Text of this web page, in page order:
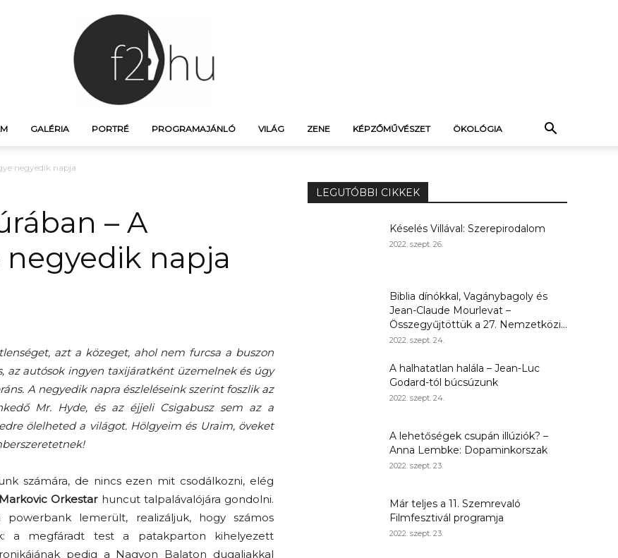
fiatalság
százada
GALÉRIA PORTRÉ PROGRAMAJÁNLÓ VILÁG ZENE KÉPZŐMŰVÉSZET ÖKOLÓGIA
negyedik napja
– A
napja
azt a közeget, ahol nem furcsa a buszon
az autósok ingyen taxijáratként üzemelnek és úgy
A negyedik napra észleléseink szerint foszlik az
Mr. Hyde, és az éjjeli Csigabusz sem az a
ölelheted a világot. Hölgyeim és Uraim, öveket
számára, de nincs ezen mit csodálkozni, elég
Orkestarhuncut talpalávalójára gondolni.
lemerült, realizáljuk, hogy számos
a megfáradt test a patakparton kihelyezett
pedig a Nagyon Balaton dugaljakkal
LEGUTÓBBI CIKKEK
Késelés Villával: Szerepirodalom
2022. szept. 26.
Biblia dínókkal, Vagánybagoly és
Jean-Claude Mourlevat –
Összegyűjtöttük a 27. Nemzetközi...
2022. szept. 24.
A halhatatlan halála – Jean-Luc
Godard-tól búcsúzunk
2022. szept. 24.
A lehetőségek csupán illúziók? –
Anna Lembke: Dopaminkorszak
2022. szept. 23.
Már teljes a 11. Szemrevaló
Filmfesztivál programja
2022. szept. 23.